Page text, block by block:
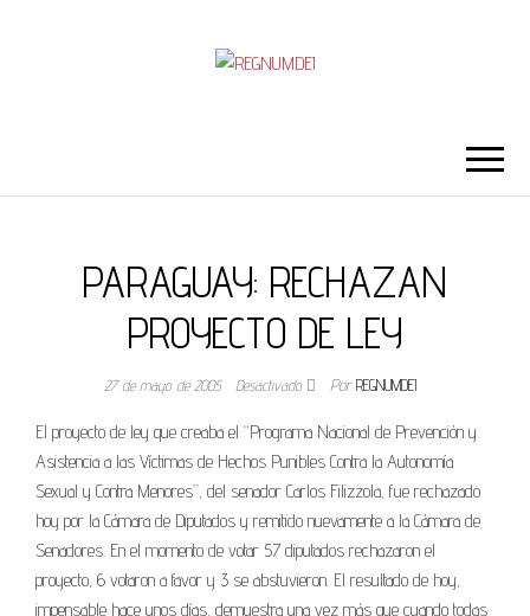
PARAGUAY: RECHAZAN
PROYECTO DE LEY
27 de mayo de 2005 Desactivado Por REGNUMDEI
El proyecto de ley que creaba el “Programa Nacional de Prevención y
Asistencia a las Víctimas de Hechos Punibles Contra la Autonomía
Sexual y Contra Menores”, del senador Carlos Filizzola, fue rechazado
hoy por la Cámara de Diputados y remitido nuevamente a la Cámara de
Senadores. En el momento de votar 57 diputados rechazaron el
proyecto, 6 votaron a favor y 3 se abstuvieron. El resultado de hoy,
impensable hace unos días, demuestra una vez más que cuando todas